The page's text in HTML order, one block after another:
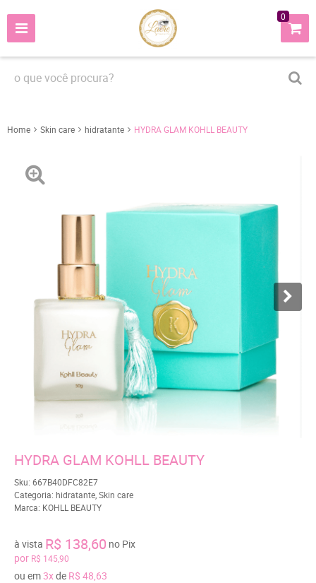
0
Home Skin care hidratante HYDRA GLAM KOHLL BEAUTY
HYDRA GLAM KOHLL BEAUTY
Sku: 667B40DFC82E7
Categoria: hidratante Skin care
Marca: KOHLL BEAUTY
por R$ 145,90
à vista R$ 138,60 no Pix
ou em3xde R$ 48,63